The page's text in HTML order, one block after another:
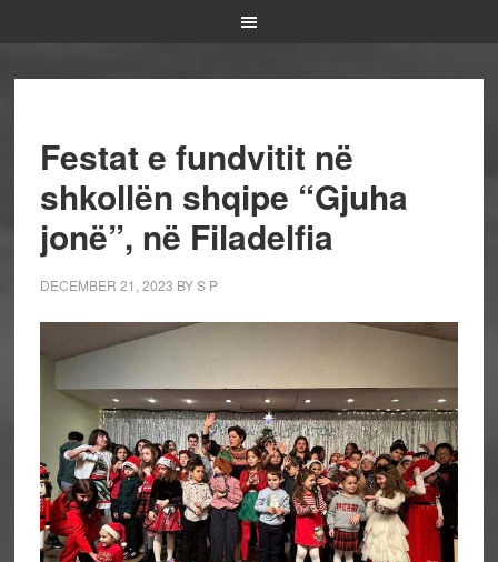
Festat e fundvitit në
shkollën shqipe “Gjuha
jonë”, në Filadelfia
DECEMBER 21, 2023 BYS P